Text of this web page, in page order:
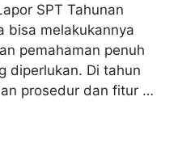
SPT Tahunan
bisa melakukannya
pemahaman penuh
diperlukan. Di tahun
prosedur dan fitur …